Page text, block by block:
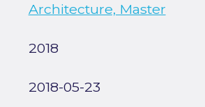
Architecture, Master
2018
2018-05-23